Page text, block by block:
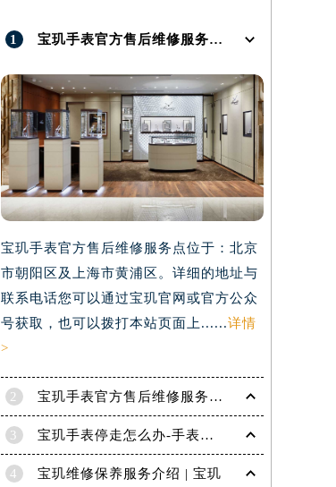
1 宝玑手表官方售后维修服务点地址在哪呢？
宝玑手表官方售后维修服务点位于：北京
市朝阳区及上海市黄浦区。详细的地址与
联系电话您可以通过宝玑官网或官方公众
号获取，也可以拨打本站页面上......详情
>
2 宝玑手表官方售后维修服务点电话是多少？
3 宝玑手表停走怎么办-手表停走的解决方法
4 宝玑维修保养服务介绍 | 宝玑